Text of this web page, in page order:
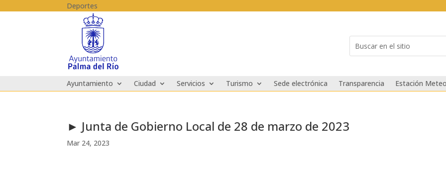
Deportes
for...
Ayuntamiento Ciudad Servicios Turismo Sede electrónica Transparencia Estación
► Junta de Gobierno Local de 28 de marzo de 2023
Mar 24, 2023